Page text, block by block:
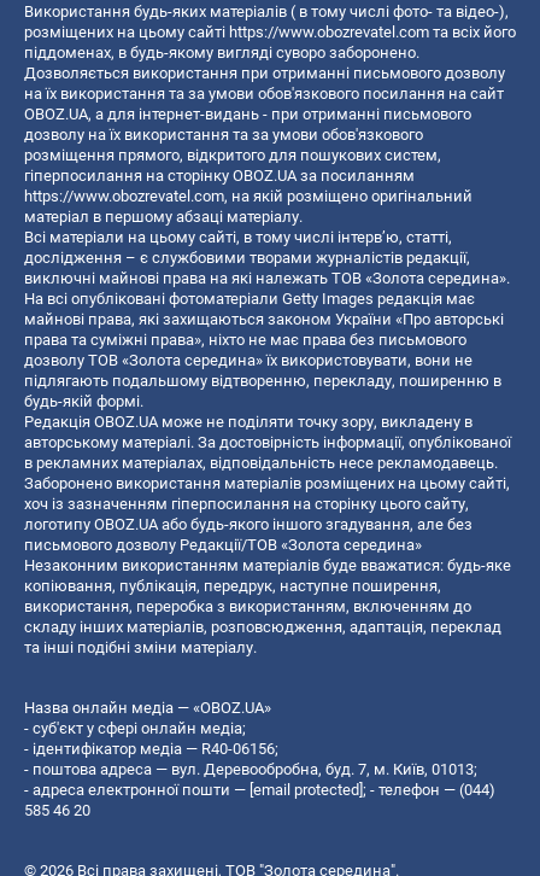
Використання будь-яких матеріалів ( в тому числі фото- та відео-),
розміщених на цьому сайті https://www.obozrevatel.com та всіх його
піддоменах, в будь-якому вигляді суворо заборонено.
Дозволяється використання при отриманні письмового дозволу
на їх використання та за умови обов'язкового посилання на сайт
OBOZ.UA, а для інтернет-видань - при отриманні письмового
дозволу на їх використання та за умови обов'язкового
розміщення прямого, відкритого для пошукових систем,
гіперпосилання на сторінку OBOZ.UA за посиланням
https://www.obozrevatel.com, на якій розміщено оригінальний
матеріал в першому абзаці матеріалу.
Всі матеріали на цьому сайті, в тому числі інтерв’ю, статті,
дослідження – є службовими творами журналістів редакції,
виключні майнові права на які належать ТОВ «Золота середина».
На всі опубліковані фотоматеріали Getty Images редакція має
майнові права, які захищаються законом України «Про авторські
права та суміжні права», ніхто не має права без письмового
дозволу ТОВ «Золота середина» їх використовувати, вони не
підлягають подальшому відтворенню, перекладу, поширенню в
будь-якій формі.
Редакція OBOZ.UA може не поділяти точку зору, викладену в
авторському матеріалі. За достовірність інформації, опублікованої
в рекламних матеріалах, відповідальність несе рекламодавець.
Заборонено використання матеріалів розміщених на цьому сайті,
хоч із зазначенням гіперпосилання на сторінку цього сайту,
логотипу OBOZ.UA або будь-якого іншого згадування, але без
письмового дозволу Редакції/ТОВ «Золота середина»
Незаконним використанням матеріалів буде вважатися: будь-яке
копiювання, публiкацiя, передрук, наступне поширення,
використання, переробка з використанням, включенням до
складу інших матеріалів, розповсюдження, адаптація, переклад
та інші подібні зміни матеріалу.
Назва онлайн медіа — «OBOZ.UA»
- суб'єкт у сфері онлайн медіа;
- ідентифікатор медіа — R40-06156;
- поштова адреса — вул. Деревообробна, буд. 7, м. Київ, 01013;
- адреса електронної пошти — [email protected] ; - телефон — (044)
585 46 20
© 2026 Всі права захищені, ТОВ "Золота середина".